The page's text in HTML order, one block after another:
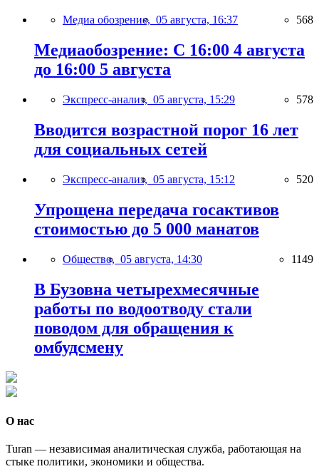
Медиа обозрение, 05 августа, 16:37 568
Медиаобозрение: С 16:00 4 августа
до 16:00 5 августа
Экспресс-анализ, 05 августа, 15:29 578
Вводится возрастной порог 16 лет
для социальных сетей
Экспресс-анализ, 05 августа, 15:12 520
Упрощена передача госактивов
стоимостью до 5 000 манатов
Общество, 05 августа, 14:30 1149
В Бузовна четырехмесячные
работы по водоотводу стали
поводом для обращения к
омбудсмену
О нас
Turan — независимая аналитическая служба, работающая на
стыке политики, экономики и общества.